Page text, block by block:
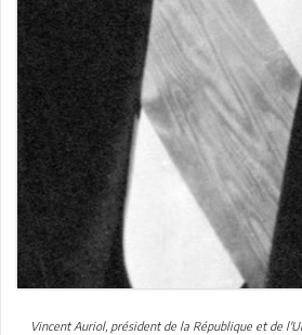
Vincent Auriol, président de la République et de